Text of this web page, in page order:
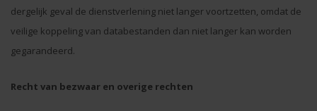
dergelijk geval de dienstverlening niet langer voortzetten, omdat de
veilige koppeling van databestanden dan niet langer kan worden
gegarandeerd.
Recht van bezwaar en overige rechten